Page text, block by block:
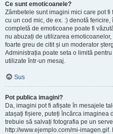
Ce sunt emoticoanele?
Zâmbetele sunt imagini mici care pot
cu un cod mic, de ex. :) denotă
completă de emoticoane poate fi
nu abuzați de utilizarea
foarte greu de citit și un moderator
Administrația poate seta o limită
utilizate într-un mesaj.
Sus
Pot publica imagini?
Da, imagini pot fi afișate în mesajele
atașați fișiere, puteți încărca imaginea
trebuie să salvați fotografia pe un
http://www.ejemplo.com/mi-